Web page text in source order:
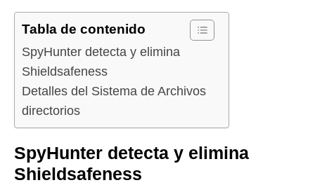
Tabla de contenido
SpyHunter detecta y elimina
Shieldsafeness
Detalles del Sistema de Archivos
directorios
SpyHunter detecta y elimina
Shieldsafeness